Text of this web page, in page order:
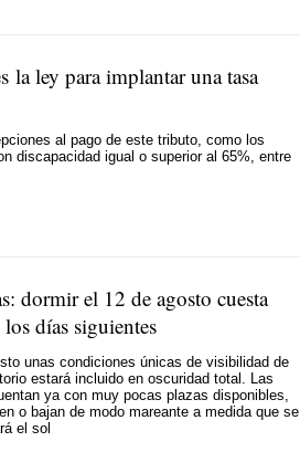
la ley para implantar una tasa
al pago de este tributo, como los
discapacidad igual o superior al 65%, entre
dormir el 12 de agosto cuesta
días siguientes
unas condiciones únicas de visibilidad de
estará incluido en oscuridad total. Las
ya con muy pocas plazas disponibles,
o bajan de modo mareante a medida que se
el sol